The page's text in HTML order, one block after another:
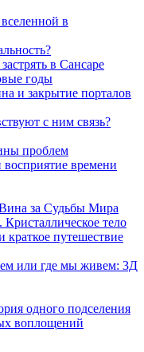
в
в Сансаре
годы
и закрытие порталов
с ним связь?
проблем
времени
за Судьбы Мира
тело
краткое путешествие
или где мы живем: 3Д
одного подселения
воплощений